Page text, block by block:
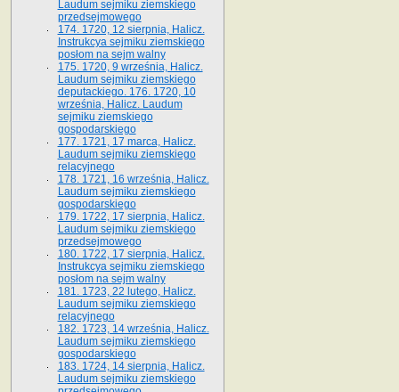
Laudum sejmiku ziemskiego
przedsejmowego
174. 1720, 12 sierpnia, Halicz.
Instrukcya sejmiku ziemskiego
posłom na sejm walny
175. 1720, 9 września, Halicz.
Laudum sejmiku ziemskiego
deputackiego. 176. 1720, 10
września, Halicz. Laudum
sejmiku ziemskiego
gospodarskiego
177. 1721, 17 marca, Halicz.
Laudum sejmiku ziemskiego
relacyjnego
178. 1721, 16 września, Halicz.
Laudum sejmiku ziemskiego
gospodarskiego
179. 1722, 17 sierpnia, Halicz.
Laudum sejmiku ziemskiego
przedsejmowego
180. 1722, 17 sierpnia, Halicz.
Instrukcya sejmiku ziemskiego
posłom na sejm walny
181. 1723, 22 lutego, Halicz.
Laudum sejmiku ziemskiego
relacyjnego
182. 1723, 14 września, Halicz.
Laudum sejmiku ziemskiego
gospodarskiego
183. 1724, 14 sierpnia, Halicz.
Laudum sejmiku ziemskiego